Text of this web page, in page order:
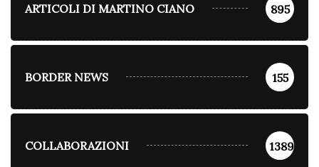
ARTICOLI DI MARTINO CIANO 895
BORDER NEWS 155
COLLABORAZIONI 1389